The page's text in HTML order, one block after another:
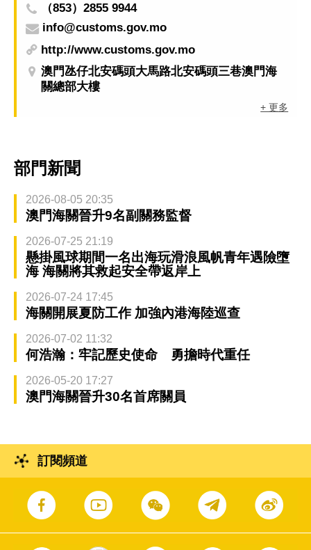
（853）2855 9944
info@customs.gov.mo
http://www.customs.gov.mo
澳門氹仔北安碼頭大馬路北安碼頭三巷澳門海
關總部大樓
+ 更多
部門新聞
2026-08-05 20:35
澳門海關晉升9名副關務監督
2026-07-25 21:19
懸掛風球期間一名出海玩滑浪風帆青年遇險墮
海 海關將其救起安全帶返岸上
2026-07-24 17:45
海關開展夏防工作 加強內港海陸巡查
2026-07-02 11:32
何浩瀚：牢記歷史使命 勇擔時代重任
2026-05-20 17:27
澳門海關晉升30名首席關員
訂閱頻道